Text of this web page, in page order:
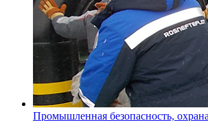
Промышленная безопасность,